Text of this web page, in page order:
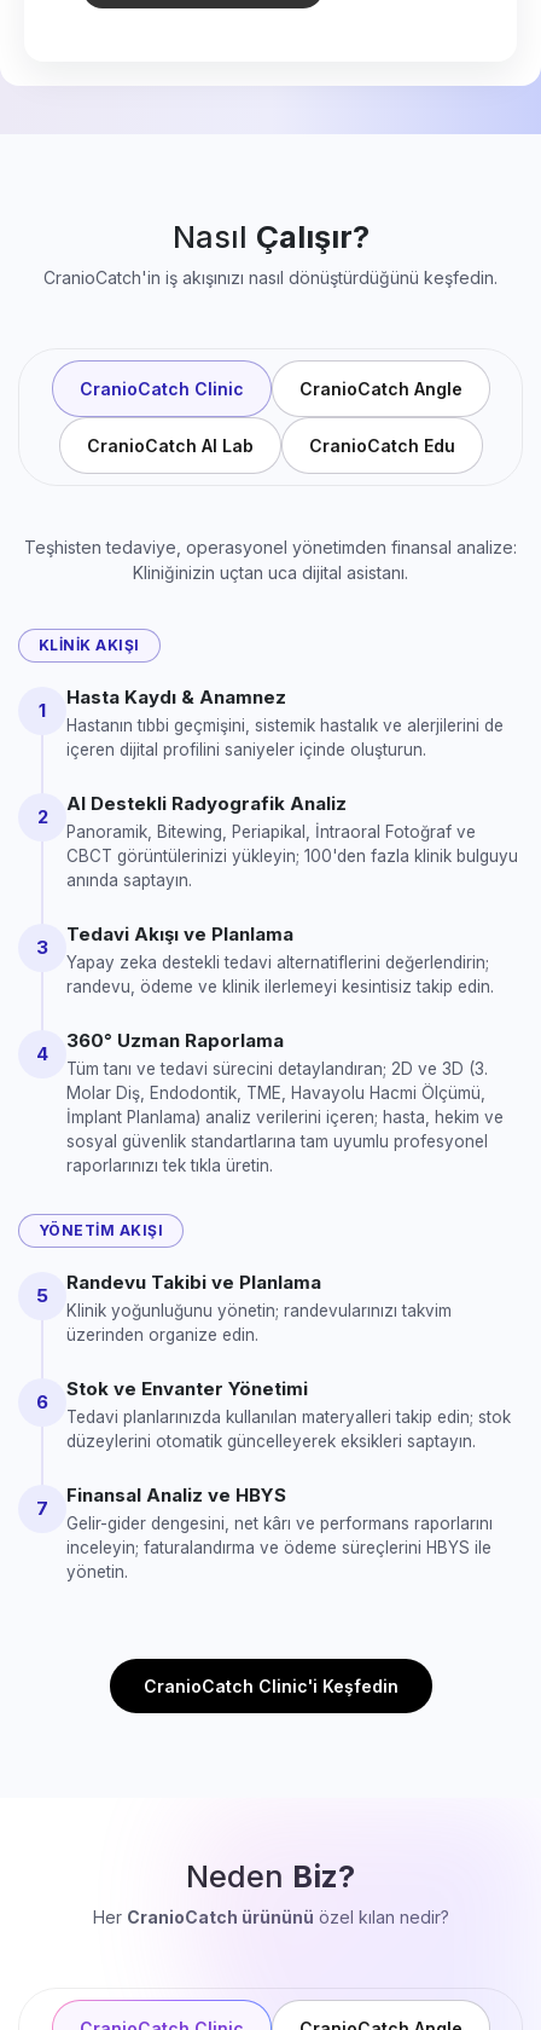
Nasıl Çalışır?
CranioCatch'in iş akışınızı nasıl dönüştürdüğünü keşfedin.
CranioCatch Clinic CranioCatch Angle
CranioCatch AI Lab CranioCatch Edu
Teşhisten tedaviye, operasyonel yönetimden finansal analize:
Kliniğinizin uçtan uca dijital asistanı.
KLINIK AKIŞI
1
Hasta Kaydı & Anamnez
Hastanın tıbbi geçmişini, sistemik hastalık ve alerjilerini de
içeren dijital profilini saniyeler içinde oluşturun.
2
AI Destekli Radyografik Analiz
Panoramik, Bitewing, Periapikal, İntraoral Fotoğraf ve
CBCT görüntülerinizi yükleyin; 100'den fazla klinik bulguyu
anında saptayın.
3
Tedavi Akışı ve Planlama
Yapay zeka destekli tedavi alternatiflerini değerlendirin;
randevu, ödeme ve klinik ilerlemeyi kesintisiz takip edin.
4
360° Uzman Raporlama
Tüm tanı ve tedavi sürecini detaylandıran; 2D ve 3D (3.
Molar Diş, Endodontik, TME, Havayolu Hacmi Ölçümü,
İmplant Planlama) analiz verilerini içeren; hasta, hekim ve
sosyal güvenlik standartlarına tam uyumlu profesyonel
raporlarınızı tek tıkla üretin.
YÖNETIM AKIŞI
5
Randevu Takibi ve Planlama
Klinik yoğunluğunu yönetin; randevularınızı takvim
üzerinden organize edin.
6
Stok ve Envanter Yönetimi
Tedavi planlarınızda kullanılan materyalleri takip edin; stok
düzeylerini otomatik güncelleyerek eksikleri saptayın.
7
Finansal Analiz ve HBYS
Gelir-gider dengesini, net kârı ve performans raporlarını
inceleyin; faturalandırma ve ödeme süreçlerini HBYS ile
yönetin.
CranioCatch Clinic'i Keşfedin
Neden Biz?
Her CranioCatch ürününü özel kılan nedir?